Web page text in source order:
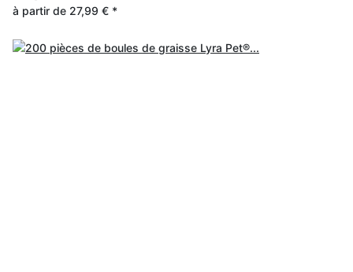
à partir de 27,99 € *